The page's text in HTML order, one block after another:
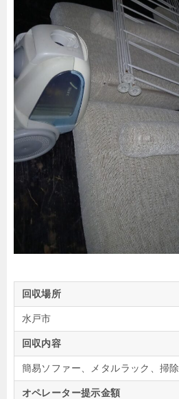
回収場所
水戸市
回収内容
簡易ソファー、メタルラック、掃
オペレーター提示金額